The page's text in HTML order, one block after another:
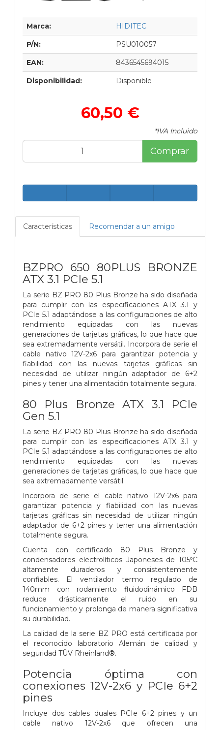
Marca: HIDITEC
P/N: PSU010057
EAN: 8436545694015
Disponibilidad: Disponible
60,50 €
*IVA Incluido
Comprar
Características Recomendar a un amigo
BZPRO 650 80PLUS BRONZE
ATX 3.1 PCIe 5.1
La serie BZ PRO 80 Plus Bronze ha sido diseñada
para cumplir con las especificaciones ATX 3.1 y
PCIe 5.1 adaptándose a las configuraciones de alto
rendimiento equipadas con las nuevas
generaciones de tarjetas gráficas, lo que hace que
sea extremadamente versátil. Incorpora de serie el
cable nativo 12V-2x6 para garantizar potencia y
fiabilidad con las nuevas tarjetas gráficas sin
necesidad de utilizar ningún adaptador de 6+2
pines y tener una alimentación totalmente segura.
80 Plus Bronze ATX 3.1 PCIe
Gen 5.1
La serie BZ PRO 80 Plus Bronze ha sido diseñada
para cumplir con las especificaciones ATX 3.1 y
PCIe 5.1 adaptándose a las configuraciones de alto
rendimiento equipadas con las nuevas
generaciones de tarjetas gráficas, lo que hace que
sea extremadamente versátil.
Incorpora de serie el cable nativo 12V-2x6 para
garantizar potencia y fiabilidad con las nuevas
tarjetas gráficas sin necesidad de utilizar ningún
adaptador de 6+2 pines y tener una alimentación
totalmente segura.
Cuenta con certificado 80 Plus Bronze y
condensadores electrolíticos Japoneses de 105ºC
altamente duraderos y consistentemente
confiables. El ventilador termo regulado de
140mm con rodamiento fluidodinámico FDB
reduce drásticamente el ruido en su
funcionamiento y prolonga de manera significativa
su durabilidad.
La calidad de la serie BZ PRO está certificada por
el reconocido laboratorio Alemán de calidad y
seguridad TÜV Rheinland®.
Potencia óptima con
conexiones 12V-2x6 y PCIe 6+2
pines
Incluye dos cables duales PCIe 6+2 pines y un
cable nativo 12V-2x6 que ofrecen una